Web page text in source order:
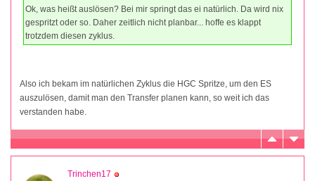
Ok, was heißt auslösen? Bei mir springt das ei natürlich. Da wird nix
gespritzt oder so. Daher zeitlich nicht planbar... hoffe es klappt
trotzdem diesen zyklus.
Also ich bekam im natürlichen Zyklus die HGC Spritze, um den ES
auszulösen, damit man den Transfer planen kann, so weit ich das
verstanden habe.
Trinchen17